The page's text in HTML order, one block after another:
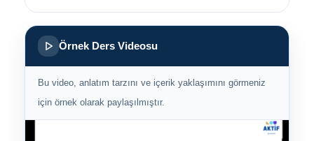
Örnek Ders Videosu
Bu video, anlatım tarzını ve içerik yaklaşımını görmeniz
için örnek olarak paylaşılmıştır.